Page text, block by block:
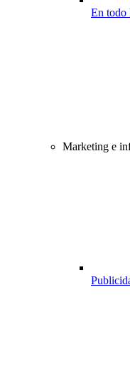
En todo
Marketing e